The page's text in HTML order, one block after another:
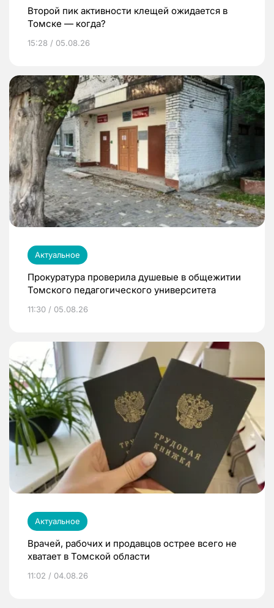
Второй пик активности клещей ожидается в
Томске — когда?
15:28 / 05.08.26
Актуальное
Прокуратура проверила душевые в общежитии
Томского педагогического университета
11:30 / 05.08.26
Актуальное
Врачей, рабочих и продавцов острее всего не
хватает в Томской области
11:02 / 04.08.26